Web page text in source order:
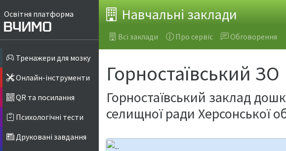
Освітня платформа
Тренажери для мозку
Онлайн-інструменти
QR та посилання
Психологічні тести
Друковані завдання
Навчальні заклади
Всі заклади Про сервіс Обговорення
Горностаївський ЗО
Горностаївський заклад
селищної ради Херсонської